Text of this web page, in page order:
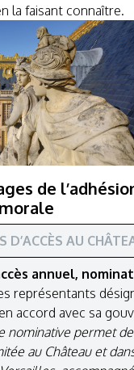
la faisant connaître.
de
D’ACCÈS AU
annuel,
représentants
accord avec sa
nominative permet
au Château et